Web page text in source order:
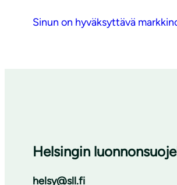
Sinun on hyväksyttävä
Helsingin
helsy@sll.fi